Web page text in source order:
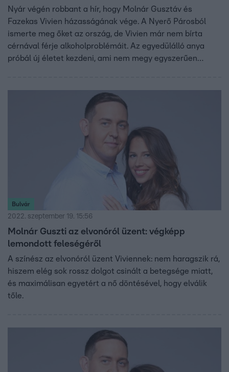
Nyár végén robbant a hír, hogy Molnár Gusztáv és
Fazekas Vivien házasságának vége. A Nyerő Párosból
ismerte meg őket az ország, de Vivien már nem bírta
cérnával férje alkoholproblémáit. Az egyedülálló anya
próbál új életet kezdeni, ami nem megy egyszerűen
Bulvár
2022. szeptember 19. 15:56
Molnár Guszti az elvonóról üzent: végképp
lemondott feleségéről
A színész az elvonóról üzent Viviennek: nem haragszik rá,
hiszem elég sok rossz dolgot csinált a betegsége miatt,
és maximálisan egyetért a nő döntésével, hogy elválik
tőle.